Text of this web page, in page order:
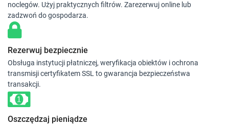
noclegów. Użyj praktycznych filtrów. Zarezerwuj online lub
zadzwoń do gospodarza.
Rezerwuj bezpiecznie
Obsługa instytucji płatniczej, weryfikacja obiektów i ochrona
transmisji certyfikatem SSL to gwarancja bezpieczeństwa
transakcji.
Oszczędzaj pieniądze